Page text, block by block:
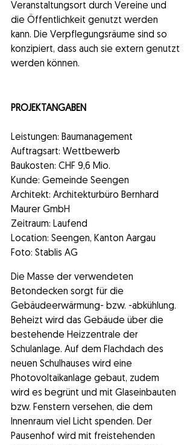
Veranstaltungsort durch Vereine und
die Öffentlichkeit genutzt werden
kann. Die Verpflegungsräume sind so
konzipiert, dass auch sie extern genutzt
werden können.
PROJEKTANGABEN
Leistungen: Baumanagement
Auftragsart: Wettbewerb
Baukosten: CHF 9,6 Mio.
Kunde: Gemeinde Seengen
Architekt: Architekturbüro Bernhard
Maurer GmbH
Zeitraum: Laufend
Location: Seengen, Kanton Aargau
Foto: Stablis AG
Die Masse der verwendeten
Betondecken sorgt für die
Gebäudeerwärmung- bzw. -abkühlung.
Beheizt wird das Gebäude über die
bestehende Heizzentrale der
Schulanlage. Auf dem Flachdach des
neuen Schulhauses wird eine
Photovoltaikanlage gebaut, zudem
wird es begrünt und mit Glaseinbauten
bzw. Fenstern versehen, die dem
Innenraum viel Licht spenden. Der
Pausenhof wird mit freistehenden